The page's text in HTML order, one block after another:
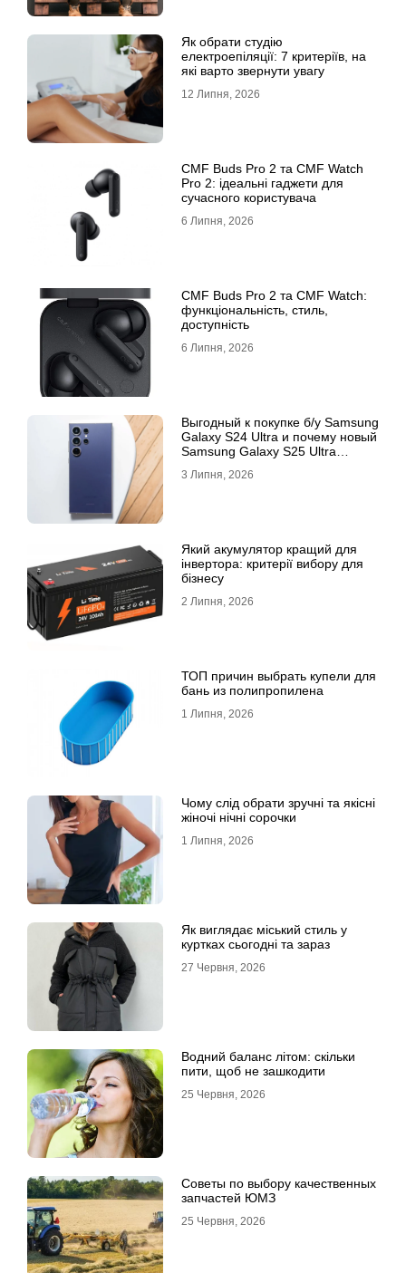
Як обрати студію
електроепіляції: 7 критеріїв, на
які варто звернути увагу
12 Липня, 2026
CMF Buds Pro 2 та CMF Watch
Pro 2: ідеальні гаджети для
сучасного користувача
6 Липня, 2026
CMF Buds Pro 2 та CMF Watch:
функціональність, стиль,
доступність
6 Липня, 2026
Выгодный к покупке б/у Samsung
Galaxy S24 Ultra и почему новый
Samsung Galaxy S25 Ultra
3 Липня, 2026
Який акумулятор кращий для
інвертора: критерії вибору для
бізнесу
2 Липня, 2026
ТОП причин выбрать купели для
бань из полипропилена
1 Липня, 2026
Чому слід обрати зручні та якісні
жіночі нічні сорочки
1 Липня, 2026
Як виглядає міський стиль у
куртках сьогодні та зараз
27 Червня, 2026
Водний баланс літом: скільки
пити, щоб не зашкодити
25 Червня, 2026
Советы по выбору качественных
запчастей ЮМЗ
25 Червня, 2026